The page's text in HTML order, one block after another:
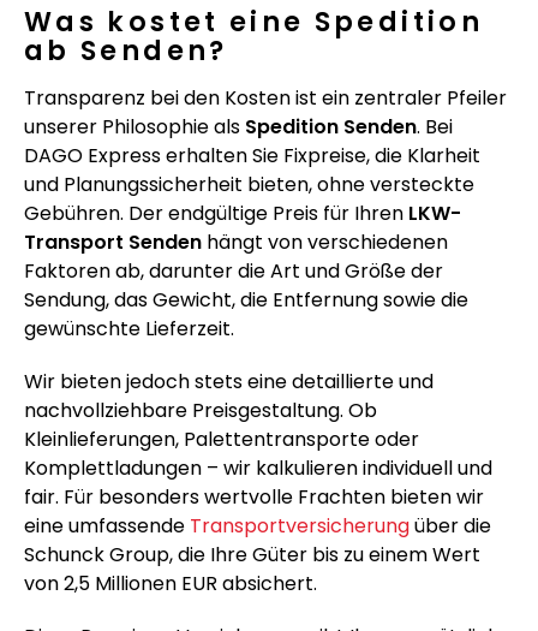
Was kostet eine Spedition
ab Senden?
Transparenz bei den Kosten ist ein zentraler Pfeiler
unserer Philosophie als Spedition Senden. Bei
DAGO Express erhalten Sie Fixpreise, die Klarheit
und Planungssicherheit bieten, ohne versteckte
Gebühren. Der endgültige Preis für Ihren LKW-
Transport Senden hängt von verschiedenen
Faktoren ab, darunter die Art und Größe der
Sendung, das Gewicht, die Entfernung sowie die
gewünschte Lieferzeit.
Wir bieten jedoch stets eine detaillierte und
nachvollziehbare Preisgestaltung. Ob
Kleinlieferungen, Palettentransporte oder
Komplettladungen – wir kalkulieren individuell und
fair. Für besonders wertvolle Frachten bieten wir
eine umfassende Transportversicherungüber die
Schunck Group, die Ihre Güter bis zu einem Wert
von 2,5 Millionen EUR absichert.